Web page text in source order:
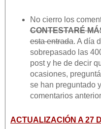
No cierro los
CONTESTARÉ
esta entrada. A día
sobrepasado las
post y he de decir
ocasiones,
se han preguntado
comentarios
ACTUALIZACIÓN A 27